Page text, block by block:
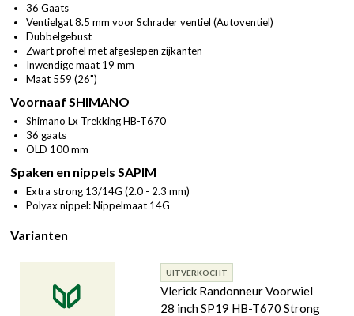
36 Gaats
Ventielgat 8.5 mm voor Schrader ventiel (Autoventiel)
Dubbelgebust
Zwart profiel met afgeslepen zijkanten
Inwendige maat 19 mm
Maat 559 (26")
Voornaaf SHIMANO
Shimano Lx Trekking HB-T670
36 gaats
OLD 100 mm
Spaken en nippels SAPIM
Extra strong 13/14G (2.0 - 2.3 mm)
Polyax nippel: Nippelmaat 14G
Varianten
UITVERKOCHT
Vlerick Randonneur Voorwiel
28 inch SP19 HB-T670 Strong